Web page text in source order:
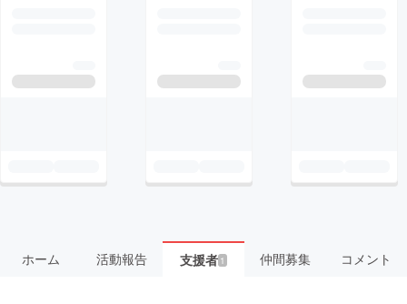
ホーム 活動報告 支援者 1 仲間募集 コメント